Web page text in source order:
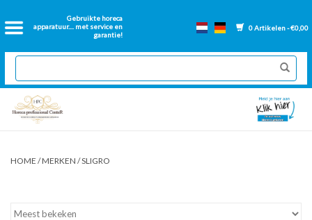
Gebruikte horeca
apparatuur.... met service en
garantie!
0 Artikelen - €0,00
Home
2dehands Horeca
Nieuwe apparatuur
Onderdelen bakwanden
HOME /MERKEN /SLIGRO